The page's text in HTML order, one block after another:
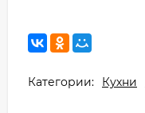
Категории: Кухни